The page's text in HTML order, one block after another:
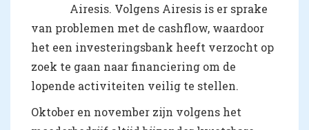
Airesis. Volgens Airesis is er sprake
van problemen met de cashflow, waardoor
het een investeringsbank heeft verzocht op
zoek te gaan naar financiering om de
lopende activiteiten veilig te stellen.
Oktober en november zijn volgens het